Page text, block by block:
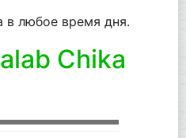
в любое время дня.
Chika